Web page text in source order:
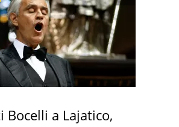
Bocelli a Lajatico,